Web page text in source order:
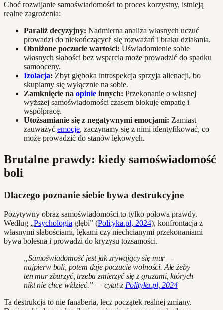
Choć rozwijanie samoświadomości to proces korzystny, istnieją
realne zagrożenia:
Paraliż decyzyjny: Nadmierna analiza własnych uczuć
prowadzi do niekończących się rozważań i braku działania.
Obniżone poczucie wartości: Uświadomienie sobie
własnych słabości bez wsparcia może prowadzić do spadku
samooceny.
Izolacja: Zbyt głęboka introspekcja sprzyja alienacji, bo
skupiamy się wyłącznie na sobie.
Zamknięcie na opinie innych: Przekonanie o własnej
wyższej samoświadomości czasem blokuje empatię i
współpracę.
Utożsamianie się z negatywnymi emocjami: Zamiast
zauważyć emocje, zaczynamy się z nimi identyfikować, co
może prowadzić do stanów lękowych.
Brutalne prawdy: kiedy samoświadomość
boli
Dlaczego poznanie siebie bywa destrukcyjne
Pozytywny obraz samoświadomości to tylko połowa prawdy.
Według „Psychologia głębi” (Polityka.pl, 2024), konfrontacja z
własnymi słabościami, lękami czy niechcianymi przekonaniami
bywa bolesna i prowadzi do kryzysu tożsamości.
„Samoświadomość jest jak zrywający się mur —
najpierw boli, potem daje poczucie wolności. Ale żeby
ten mur zburzyć, trzeba zmierzyć się z gruzami, których
nikt nie chce widzieć.” — cytat z Polityka.pl, 2024
Ta destrukcja to nie fanaberia, lecz początek realnej zmiany.